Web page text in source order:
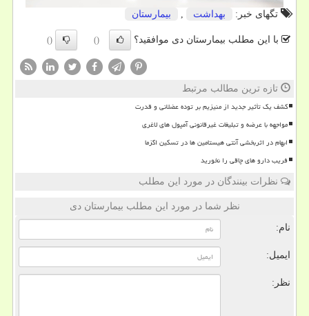
تگهای خبر: بهداشت بیمارستان
با این مطلب بیمارستان دی موافقید؟ ()
()
تازه ترین مطالب مرتبط
کشف یک تأثیر جدید از منیزیم بر توده عضلانی و قدرت
مواجهه با عرضه و تبلیغات غیرقانونی آمپول های لاغری
ابهام در اثربخشی آنتی هیستامین ها در تسکین اگزما
فریب دارو های چاقی را نخورید
نظرات بینندگان در مورد این مطلب
نظر شما در مورد این مطلب بیمارستان دی
نام:
ایمیل:
نظر: